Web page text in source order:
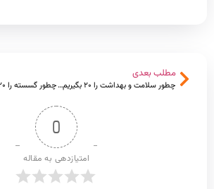
مطلب بعدی
چطور سلامت و بهداشت را ۲۰ بگیریم؟ بهترین روش مطالعه سلامت و بهداشت
0
امتیازدهی به مقاله